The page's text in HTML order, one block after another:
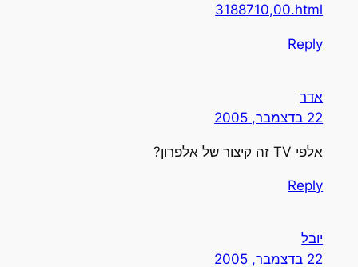
3188710,00.html
Reply
אדר
22 בדצמבר, 2005
אלפי TV זה קיצור של אלפרון?
Reply
יובל
22 בדצמבר, 2005